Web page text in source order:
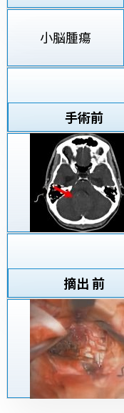
小脳腫瘍
手術前
摘出 前